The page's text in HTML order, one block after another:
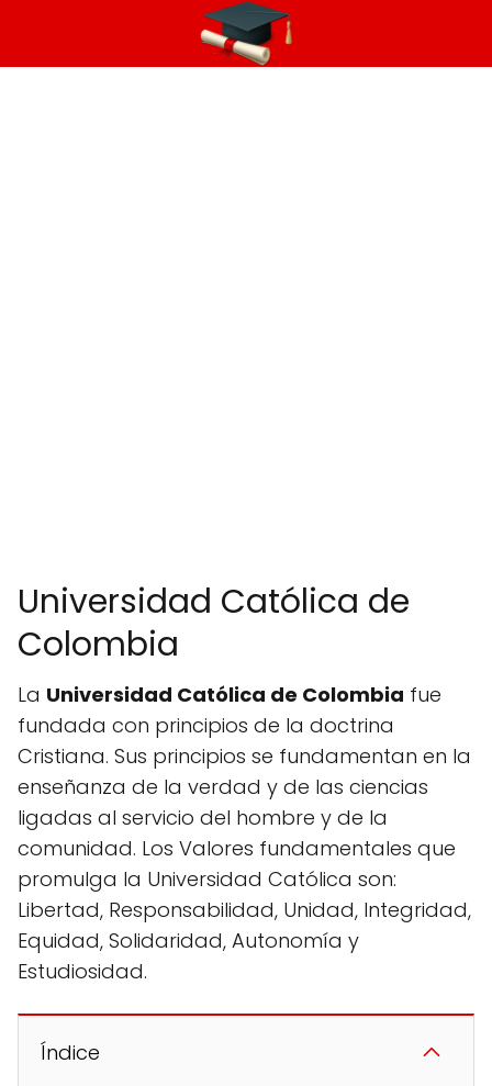
Universidad Católica de
Colombia
La Universidad Católica de Colombia fue
fundada con principios de la doctrina
Cristiana. Sus principios se fundamentan en la
enseñanza de la verdad y de las ciencias
ligadas al servicio del hombre y de la
comunidad. Los Valores fundamentales que
promulga la Universidad Católica son:
Libertad, Responsabilidad, Unidad, Integridad,
Equidad, Solidaridad, Autonomía y
Estudiosidad.
Índice